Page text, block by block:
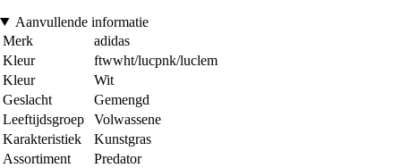
Aanvullende informatie
Merk
adidas
Kleur
ftwwht/lucpnk/luclem
Kleur
Wit
Geslacht
Gemengd
Leeftijdsgroep
Volwassene
Karakteristiek
Kunstgras
Assortiment
Predator